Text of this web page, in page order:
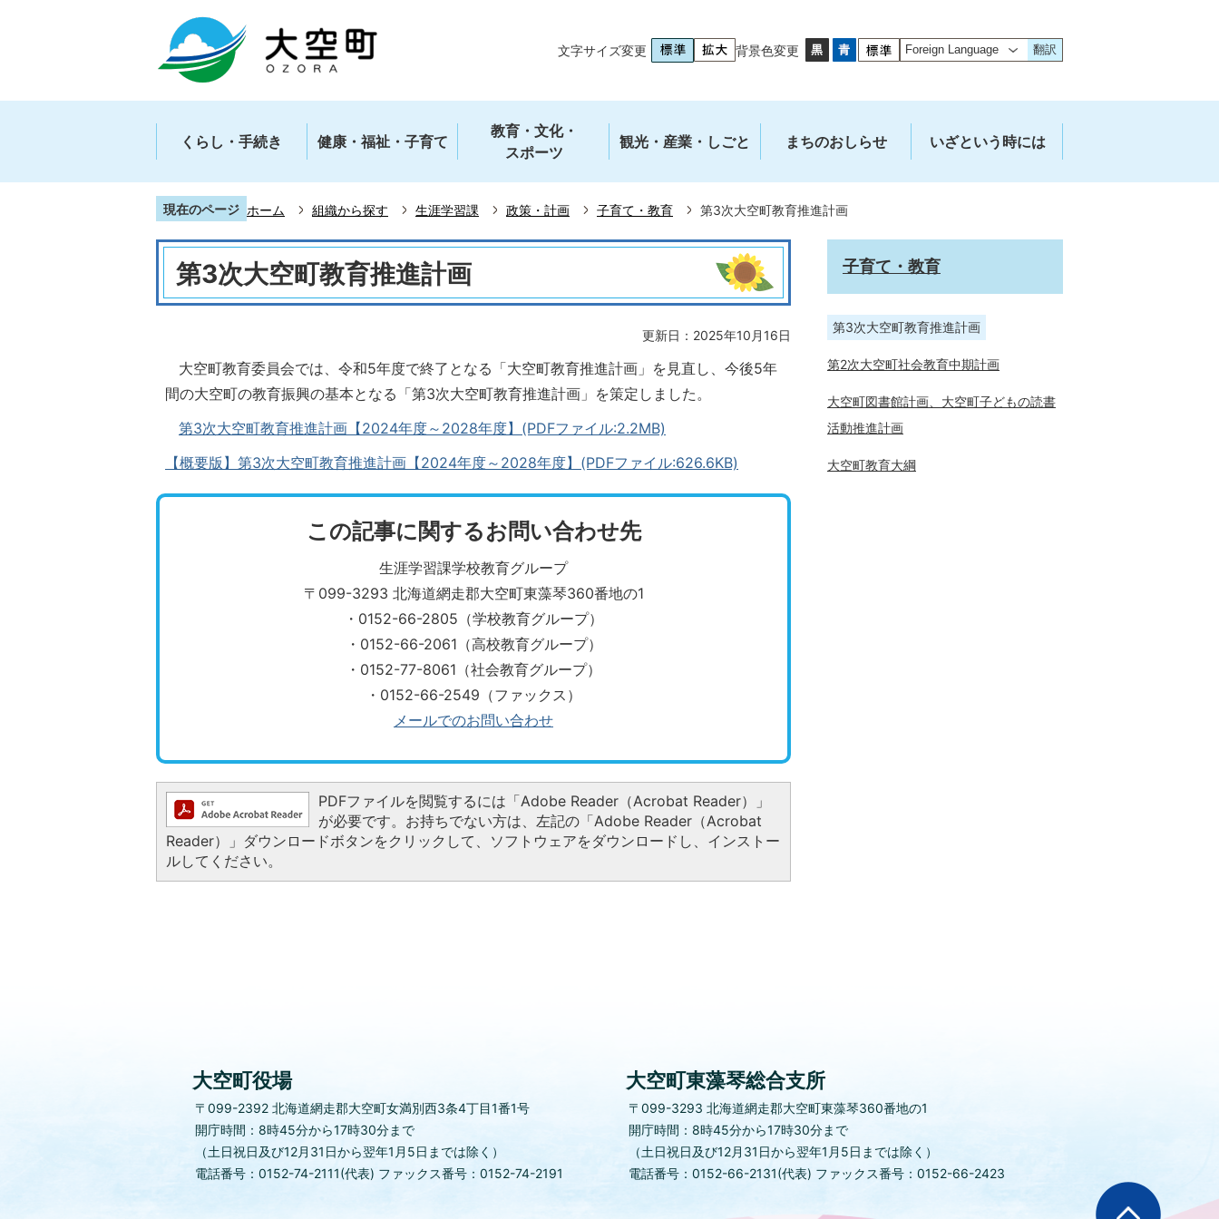
文字サイズ変更 背景色変更 翻訳
くらし・手続き 健康・福祉・子育て
教育・文化・
スポーツ
観光・産業・しごと まちのおしらせ いざという時には
現在のページ ホーム 組織から探す 生涯学習課 政策・計画 子育て・教育 第3次大空町教育推進計画
第3次大空町教育推進計画
更新日：2025年10月16日
大空町教育委員会では、令和5年度で終了となる「大空町教育推進計画」を見直し、今後5年
間の大空町の教育振興の基本となる「第3次大空町教育推進計画」を策定しました。
第3次大空町教育推進計画【2024年度～2028年度】(PDFファイル:2.2MB)
【概要版】第3次大空町教育推進計画【2024年度～2028年度】(PDFファイル:626.6KB)
この記事に関するお問い合わせ先
生涯学習課学校教育グループ
〒099-3293 北海道網走郡大空町東藻琴360番地の1
・0152-66-2805（学校教育グループ）
・0152-66-2061（高校教育グループ）
​​​​​​​・0152-77-8061（社会教育グループ）
・0152-66-2549（ファックス）
メールでのお問い合わせ
PDFファイルを閲覧するには「Adobe Reader（Acrobat Reader）」
が必要です。お持ちでない方は、左記の「Adobe Reader（Acrobat
Reader）」ダウンロードボタンをクリックして、ソフトウェアをダウンロードし、インストー
ルしてください。
子育て・教育
第3次大空町教育推進計画
第2次大空町社会教育中期計画
大空町図書館計画、大空町子どもの読書
活動推進計画
大空町教育大綱
大空町役場
〒099-2392 北海道網走郡大空町女満別西3条4丁目1番1号
開庁時間：8時45分から17時30分まで
（土日祝日及び12月31日から翌年1月5日までは除く）
電話番号：0152-74-2111(代表) ファックス番号：0152-74-2191
大空町東藻琴総合支所
〒099-3293北海道網走郡大空町東藻琴360番地の1
開庁時間：8時45分から17時30分まで
（土日祝日及び12月31日から翌年1月5日までは除く）
電話番号：0152-66-2131(代表) ファックス番号：0152-66-2423